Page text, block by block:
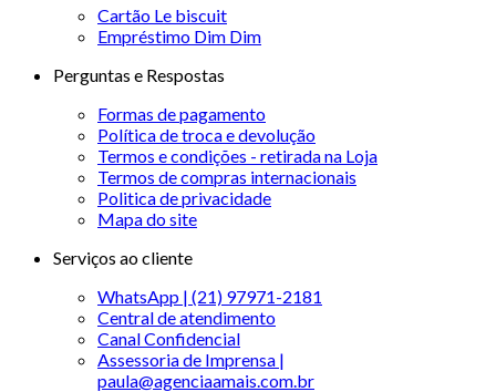
Cartão Le biscuit
Empréstimo Dim Dim
Perguntas e Respostas
Formas de pagamento
Política de troca e devolução
Termos e condições - retirada na Loja
Termos de compras internacionais
Politica de privacidade
Mapa do site
Serviços ao cliente
WhatsApp | (21) 97971-2181
Central de atendimento
Canal Confidencial
Assessoria de Imprensa |
paula@agenciaamais.com.br